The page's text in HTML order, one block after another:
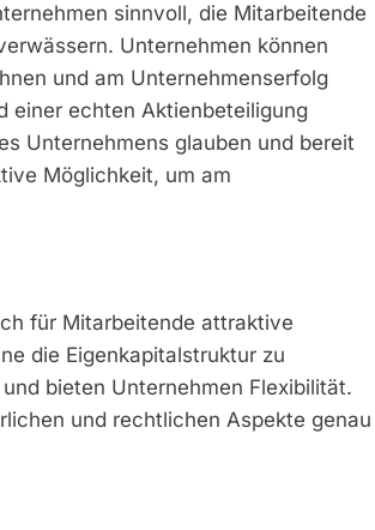
sinnvoll, die Mitarbeitende
Unternehmen können
und am Unternehmenserfolg
einer echten Aktienbeteiligung
Unternehmens glauben und bereit
Möglichkeit, um am
für Mitarbeitende attraktive
die Eigenkapitalstruktur zu
bieten Unternehmen Flexibilität.
und rechtlichen Aspekte genau